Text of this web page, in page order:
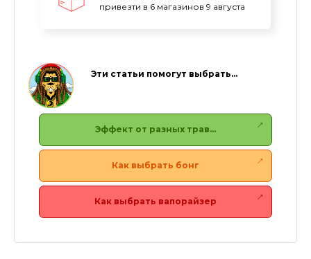
привезти в 6 магазинов 9 августа
Эти статьи помогут выбрать…
Эффект от разных трав…
Как выбрать бонг
Как выбрать вапорайзер